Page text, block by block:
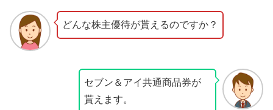
どんな株主優待が貰えるのですか？
セブン＆アイ共通商品券が
貰えます。